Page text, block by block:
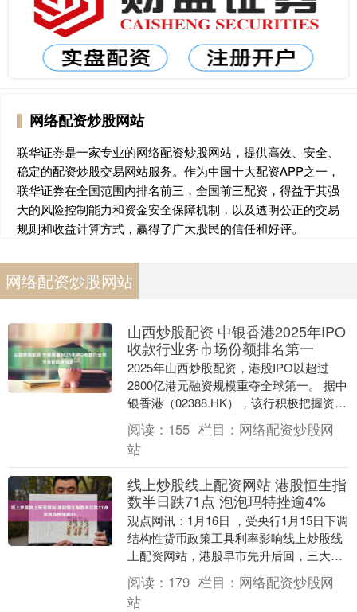
网络配资炒股网站
联华证券是一家专业的网络配资炒股网站，提供高效、安全、
稳定的配资炒股交易网站服务。作为中国十大配资APP之一，
联华证券在全国范围内排名前三，全国前三配资，得益于其强
大的风险控制能力和资金安全保障机制，以及透明公正的交易
规则和收益计算方式，赢得了广大股民的信任和好评。
网络配资炒股网站
山西炒股配资 中银香港2025年IPO
收款行业务市场份额排名第一
2025年山西炒股配资，港股IPO以超过
2800亿港元融资规模重夺全球第一。 据中
银香港（02388.HK），该行积极把握资本
市场机遇，着力提升综合服务能力，全....
阅读： 155 栏目： 网络配资炒股网
站
线上炒股线上配资网站 港股恒生指
数半日跌71点 泡泡玛特挫逾4%
观点网讯：1月16日 ，受央行1月15日下调
结构性货币政策工具利率影响线上炒股线
上配资网站，港股早市先升后回，三大指
数集体高开低走。 截至午间收盘，恒生指
数半日....
阅读： 179 栏目： 网络配资炒股网
站